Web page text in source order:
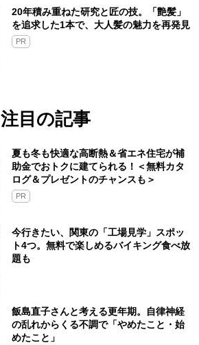
20年積み重ねた研究と匠の技。「艶髪」
を追求した1本で、大人髪の魅力を再発見
PR
注目の記事
夏も冬も快適な高断熱＆省エネ住宅が補
助金でおトクに建てられる！＜無料カタ
ログ＆プレゼントのチャンスも＞
PR
今行きたい、関東の「工場見学」スポッ
ト4つ。無料で楽しめるバイキング食べ放
題も
飯島直子さんと考える更年期。自律神経
の乱れからくる不調で「やめたこと・始
めたこと」